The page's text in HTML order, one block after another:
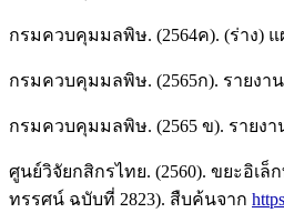
กรมควบคุมมลพิษ. (2564ค). (ร่าง)
กรมควบคุมมลพิษ. (2565ก). รายง
กรมควบคุมมลพิษ. (2565 ข). รายง
ศูนย์วิจัยกสิกรไทย. (2560). ขยะอิ
ทรรศน์ ฉบับที่ 2823). สืบค้นจาก